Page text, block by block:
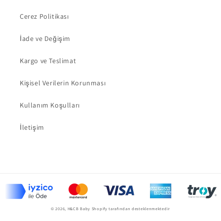
Çerez Politikası
İade ve Değişim
Kargo ve Teslimat
Kişisel Verilerin Korunması
Kullanım Koşulları
İletişim
Ödeme
yöntemleri
© 2026, H&CB Baby Shopify tarafından desteklenmektedir